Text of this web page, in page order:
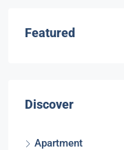
Featured
Discover
Apartment